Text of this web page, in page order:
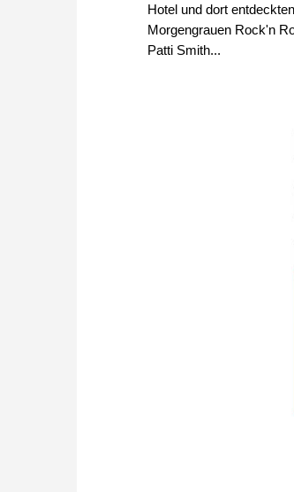
Hotel und dort
Morgengrauen Rock'n
Patti Smith...